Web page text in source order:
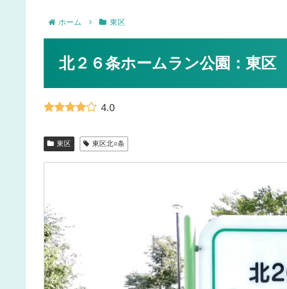
ホーム 東区
北２６条ホームラン公園：東区
4.0
東区 東区北○条